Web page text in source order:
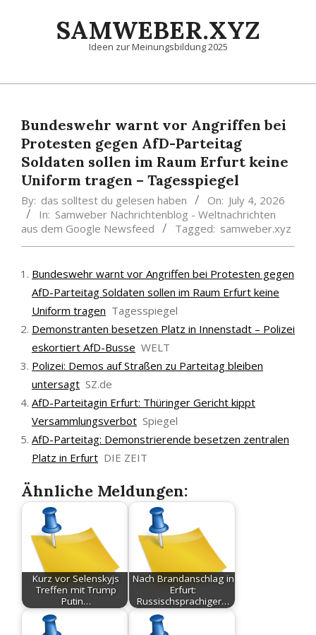
SAMWEBER.XYZ
Ideen zur Meinungsbildung 2025
Primary
MenuBundeswehr warnt vor Angriffen bei
Protesten gegen AfD-Parteitag
Soldaten sollen im Raum Erfurt keine
Uniform tragen – Tagesspiegel
By: das solltest du gelesen haben On: July 4, 2026
In: Samweber Nachrichtenblog - Weltnachrichten
aus dem Google Newsfeed
Tagged: samweber.xyz
Bundeswehr warnt vor Angriffen bei Protesten gegen
AfD-Parteitag Soldaten sollen im Raum Erfurt keine
Uniform tragen Tagesspiegel
Demonstranten besetzen Platz in Innenstadt – Polizei
eskortiert AfD-Busse WELT
Polizei: Demos auf Straßen zu Parteitag bleiben
untersagt SZ.de
AfD-Parteitagin Erfurt: Thüringer Gericht kippt
Versammlungsverbot Spiegel
AfD-Parteitag: Demonstrierende besetzen zentralen
Platz in Erfurt DIE ZEIT
Ähnliche Meldungen:
Kurz vor Selenskyjs
Treffen mit Trump
Putin…
Nach Brandanschlag in
Erfurt:
Russischsprachiger…